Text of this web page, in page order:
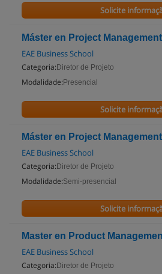
Solicite
Máster en Project
EAE Business School
Categoria: Diretor de Projeto
Modalidade: Presencial
Solicite
Máster en Project
EAE Business School
Categoria: Diretor de Projeto
Modalidade:Semi-presencial
Solicite
Master en Product
EAE Business School
Categoria: Diretor de Projeto